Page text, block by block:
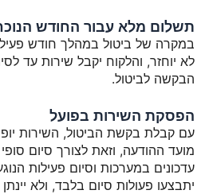
תשלום מלא עבור החודש
במקרה של ביטול במהלך חודש
לא יוחזר, והלקוח יקבל שירות עד
הבקשה לביטול.
הפסקת השירות בפועל
עם קבלת בקשת הביטול, השירות
מועד ההודעה, וזאת לצורך סיום
עדכונים במערכות וסיום פעילות
יתבצעו פעולות סיום בלבד, ולא